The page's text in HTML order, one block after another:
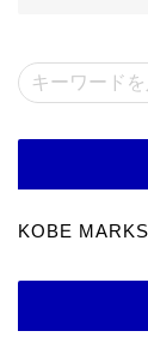
KOBE